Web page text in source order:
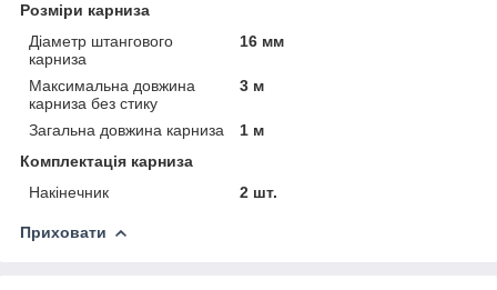
Розміри карниза
Діаметр штангового
карниза
16 мм
Максимальна довжина
карниза без стику
3 м
Загальна довжина карниза
1 м
Комплектація карниза
Накінечник
2 шт.
Приховати